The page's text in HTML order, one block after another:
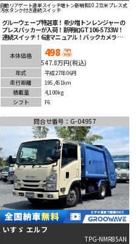
自動リアゲート連単スイッチ増トン新明和10.2立米プレス式
汚水タンク付き連続スイッチ
グルーウェーブ特選車！希少増トンレンジャーの
プレスパッカーが入荷！新明和GT106-5733W！
連続スイッチ！6速マニュアル！バックカメラ！
タイヤの残量もありオススメの1台です！
本体価格 498 万円
(税抜)
547.8万円(税込)
年式
平成27年06月
走行距離
195,451km
積載量
4,100kg
シフト
F6
問合せ番号：G-04957
いすゞ エルフ
TPG-NMR85AN